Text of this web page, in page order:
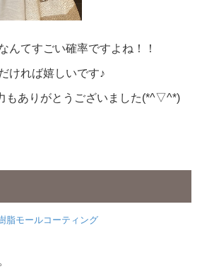
んてすごい確率ですよね！！
ければ嬉しいです♪
もありがとうございました(*^▽^*)
脂モールコーティング